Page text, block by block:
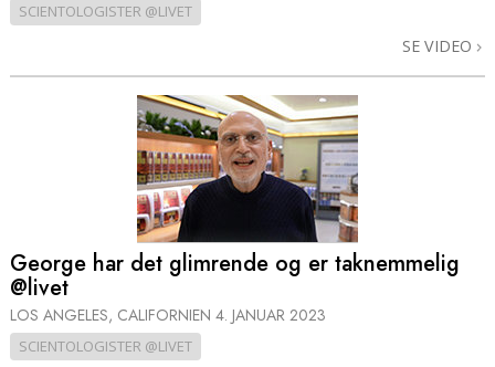
SCIENTOLOGISTER @LIVET
SE VIDEO
George har det glimrende og er taknemmelig
@livet
LOS ANGELES, CALIFORNIEN 4. JANUAR 2023
SCIENTOLOGISTER @LIVET